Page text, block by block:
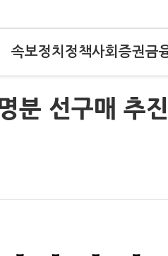
속보정치 정책사회 증권금
분 선구매 추